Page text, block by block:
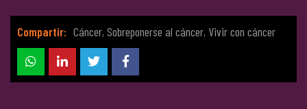
Compartir: Cáncer,Sobreponerse al cáncer, Vivir con cáncer